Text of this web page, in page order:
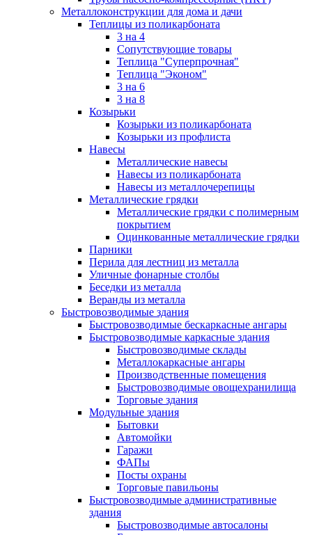
Металлоконструкции для дома и дачи
Теплицы из поликарбоната
3 на 4
Сопутствующие товары
Теплица "Суперпрочная"
Теплица "Эконом"
3 на 6
3 на 8
Козырьки
Козырьки из поликарбоната
Козырьки из профлиста
Навесы
Металлические навесы
Навесы из поликарбоната
Навесы из металлочерепицы
Металлические грядки
Металлические грядки с полимерным
покрытием
Оцинкованные металлические грядки
Парники
Перила для лестниц из металла
Уличные фонарные столбы
Беседки из металла
Веранды из металла
Быстровозводимые здания
Быстровозводимые бескаркасные ангары
Быстровозводимые каркасные здания
Быстровозводимые склады
Металлокаркасные ангары
Производственные помещения
Быстровозводимые овощехранилища
Торговые здания
Модульные здания
Бытовки
Автомойки
Гаражи
ФАПы
Посты охраны
Торговые павильоны
Быстровозводимые административные
здания
Быстровозводимые автосалоны